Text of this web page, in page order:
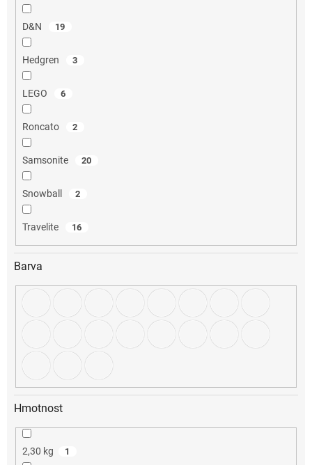
D&N 19
Hedgren 3
LEGO 6
Roncato 2
Samsonite 20
Snowball 2
Travelite 16
Barva
Hmotnost
2,30 kg 1